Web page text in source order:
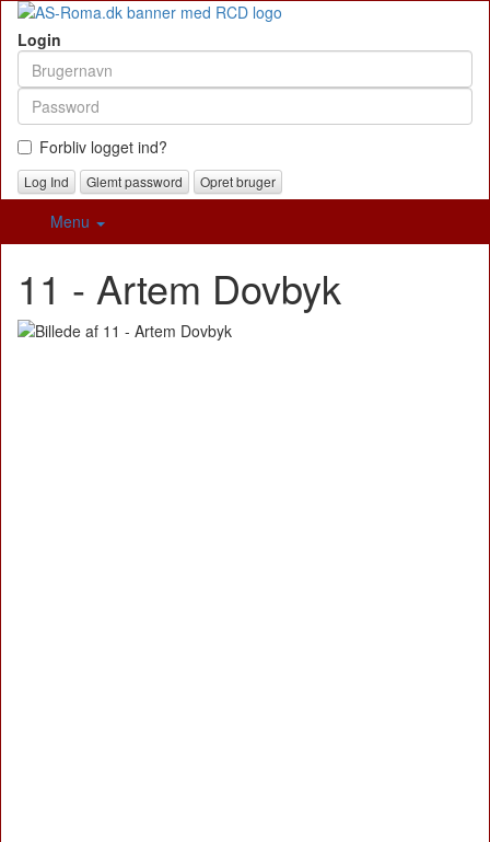
Login
Forbliv logget ind?
Glemt password Opret bruger
Menu
11 - Artem Dovbyk